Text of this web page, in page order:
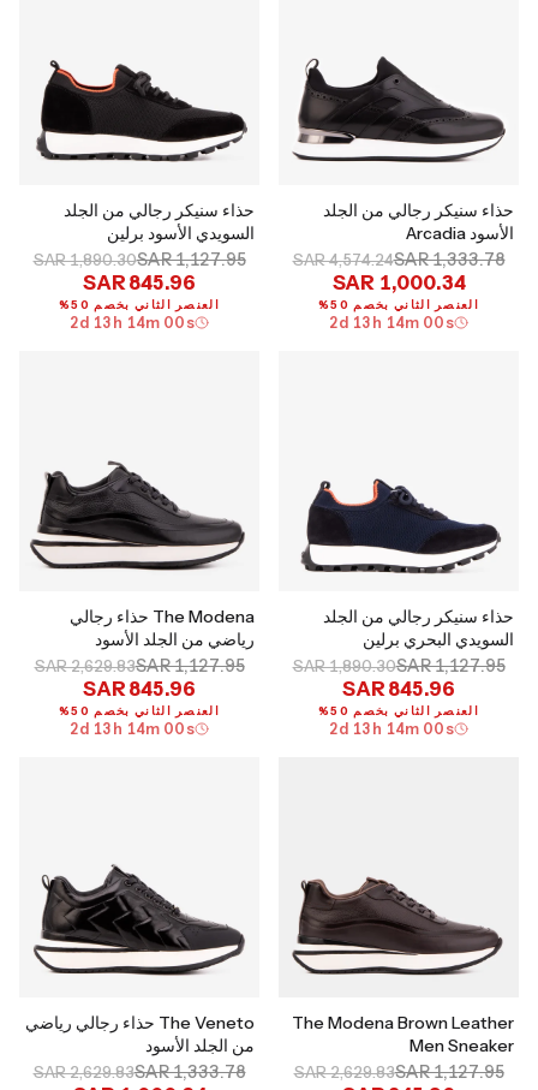
حذاء سنيكر رجالي من الجلد
الأسود Arcadia
SAR 1,333.78
SAR 4,574.24
SAR 1,000.34
العنصر الثاني بخصم 50%
2d 13 h 13m 59 s
حذاء سنيكر رجالي من الجلد
السويدي الأسود برلين
SAR 1,127.95
SAR 1,890.30
SAR 845.96
العنصر الثاني بخصم 50%
2d 13 h 13m 59 s
حذاء سنيكر رجالي من الجلد
السويدي البحري برلين
SAR 1,127.95
SAR 1,890.30
SAR 845.96
العنصر الثاني بخصم 50%
2d 13 h 13m 59 s
The Modena حذاء رجالي
رياضي من الجلد الأسود
SAR 1,127.95
SAR 2,629.83
SAR 845.96
العنصر الثاني بخصم 50%
2d 13 h 13m 59 s
The Modena Brown Leather
Men Sneaker
SAR 1,127.95
SAR 2,629.83
The Veneto حذاء رجالي رياضي
من الجلد الأسود
SAR 1,333.78
SAR 2,629.83